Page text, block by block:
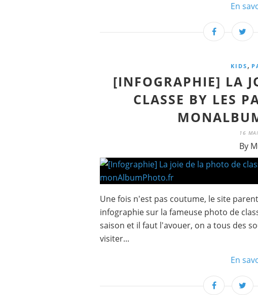
En
KIDS,
[INFOGRAPHIE] LA
CLASSE BY LES
16
By
Une fois n'est pas coutume, le site
infographie sur la fameuse photo de
saison et il faut l'avouer, on a tous des
visiter...
En